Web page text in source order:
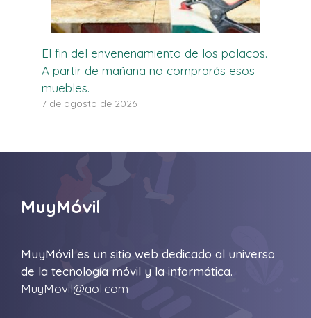
El fin del envenenamiento de los polacos.
A partir de mañana no comprarás esos
muebles.
7 de agosto de 2026
MuyMóvil
MuyMóvil es un sitio web dedicado al universo
de la tecnología móvil y la informática.
MuyMovil@aol.com